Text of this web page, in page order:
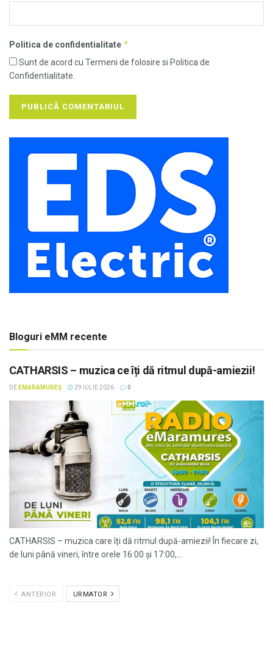
Politica de confidentialitate *
Sunt de acord cu Termeni de folosire si Politica de
Confidentialitate.
Bloguri eMM recente
CATHARSIS – muzica ce îți dă ritmul după-amiezii!
DE EMARAMUREȘ 29 IULIE 2026 0
CATHARSIS – muzica care îți dă ritmul după-amiezii! În fiecare zi,
de luni până vineri, între orele 16:00 și 17:00,...
ANTERIOR URMATOR